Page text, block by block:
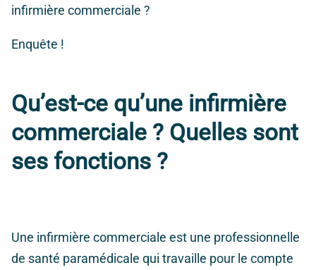
infirmière commerciale ?
Enquête !
Qu’est-ce qu’une infirmière
commerciale ? Quelles sont
ses fonctions ?
Une infirmière commerciale est une professionnelle
de santé paramédicale qui travaille pour le compte